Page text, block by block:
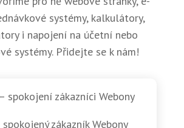
systémy, kalkulátory,
i napojení na účetní nebo
systémy. Přidejte se k nám!